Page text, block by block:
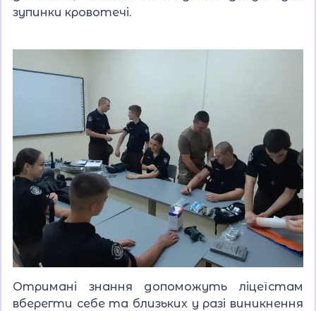
зупинки кровотечі.
Отримані знання допоможуть ліцеїстам
вберегти себе та близьких у разі виникнення